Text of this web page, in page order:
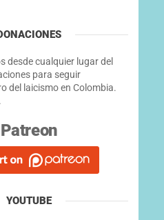
desde cualquier lugar del
para seguir
del laicismo en Colombia.
Patreon
YOUTUBE